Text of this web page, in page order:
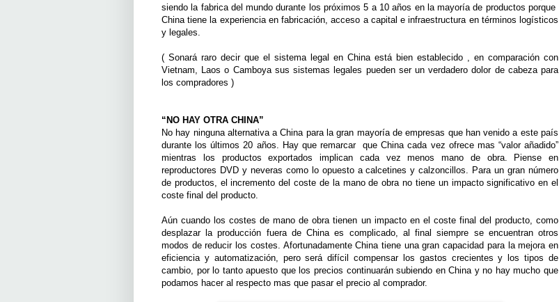
siendo la fabrica del mundo durante los próximos 5 a 10 años en la mayoría de productos porque
China tiene la experiencia en fabricación, acceso a capital e infraestructura en términos logísticos
y legales.
( Sonará raro decir que el sistema legal en China está bien establecido , en comparación con
Vietnam, Laos o Camboya sus sistemas legales pueden ser un verdadero dolor de cabeza para
los compradores )
“NO HAY OTRA CHINA”
No hay ninguna alternativa a China para la gran mayoría de empresas que han venido a este país
durante los últimos 20 años. Hay que remarcar que China cada vez ofrece mas “valor añadido”
mientras los productos exportados implican cada vez menos mano de obra. Piense en
reproductores DVD y neveras como lo opuesto a calcetines y calzoncillos. Para un gran número
de productos, el incremento del coste de la mano de obra no tiene un impacto significativo en el
coste final del producto.
Aún cuando los costes de mano de obra tienen un impacto en el coste final del producto, como
desplazar la producción fuera de China es complicado, al final siempre se encuentran otros
modos de reducir los costes. Afortunadamente China tiene una gran capacidad para la mejora en
eficiencia y automatización, pero será difícil compensar los gastos crecientes y los tipos de
cambio, por lo tanto apuesto que los precios continuarán subiendo en China y no hay mucho que
podamos hacer al respecto mas que pasar el precio al comprador.